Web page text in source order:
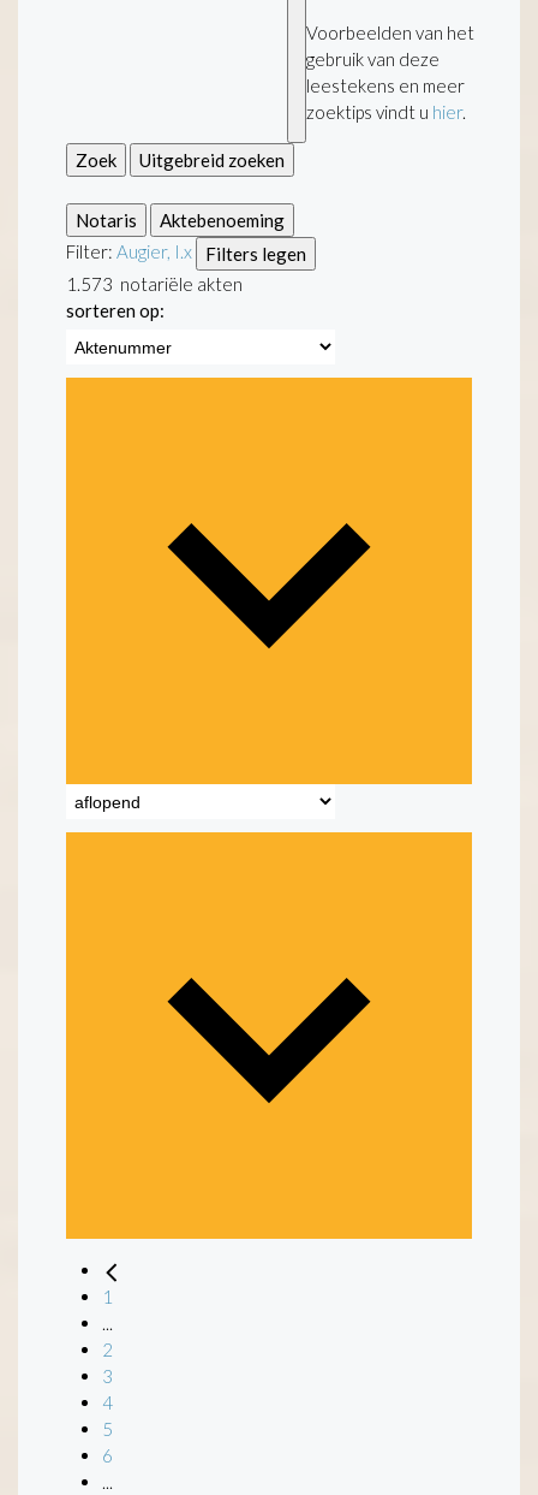
Voorbeelden van het
gebruik van deze
leestekens en meer
zoektips vindt u hier.
Zoek Uitgebreid zoeken
Notaris
Aktebenoeming
Filter: Augier, I. x
Filters legen
1.573 notariële akten
sorteren op:
1
2
3
4
5
6